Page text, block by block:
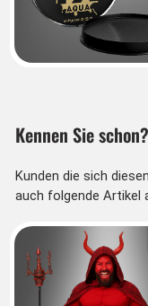
Kennen Sie schon?
Kunden die sich
auch folgende Artikel